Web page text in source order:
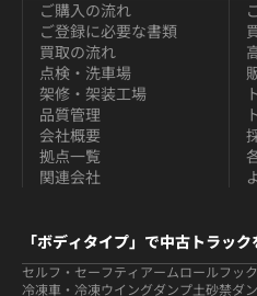
ご購入の流れ
ご登録に必要な書類
買取の流れ
点検・洗車場
架修・架装工場
品質管理
会社概要
拠点一覧
関連会社
「ボディタイプ」で中古トラック
セルフ・セーフティ アームロールフッ
冷凍車・冷凍ウイングダンプ土砂禁ダ